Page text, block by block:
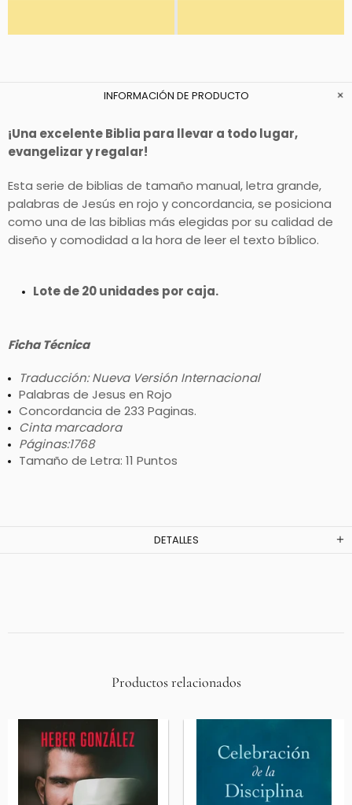
INFORMACIÓN DE PRODUCTO
¡Una excelente Biblia para llevar a todo lugar,
evangelizar y regalar!
Esta serie de biblias de tamaño manual, letra grande,
palabras de Jesús en rojo y concordancia, se posiciona
como una de las biblias más elegidas por su calidad de
diseño y comodidad a la hora de leer el texto bíblico.
Lote de 20 unidades por caja.
Ficha Técnica
Traducción: Nueva Versión Internacional
Palabras de Jesus en Rojo
Concordancia de 233 Paginas.
Cinta marcadora
Páginas:1768
Tamaño de Letra: 11 Puntos
DETALLES
Productos relacionados